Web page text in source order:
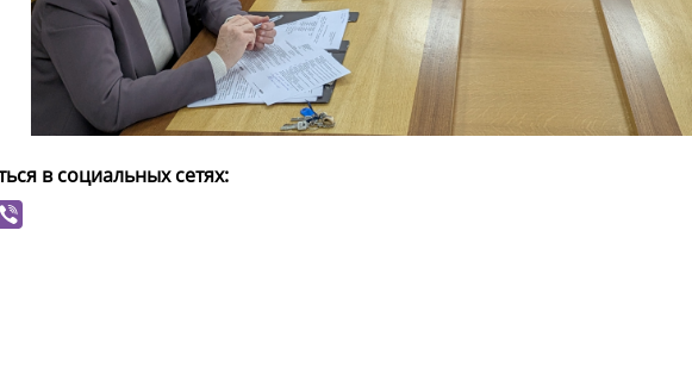
в социальных сетях: